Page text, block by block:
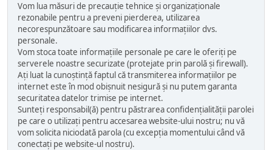
Vom lua măsuri de precauție tehnice și organizaționale
rezonabile pentru a preveni pierderea, utilizarea
necorespunzătoare sau modificarea informațiilor dvs.
personale.
Vom stoca toate informațiile personale pe care le oferiți pe
serverele noastre securizate (protejate prin parolă și firewall).
Ați luat la cunoștință faptul că transmiterea informațiilor pe
internet este în mod obișnuit nesigură și nu putem garanta
securitatea datelor trimise pe internet.
Sunteți responsabil(ă) pentru păstrarea confidențialității parolei
pe care o utilizați pentru accesarea website-ului nostru; nu vă
vom solicita niciodată parola (cu excepția momentului când vă
conectați pe website-ul nostru).